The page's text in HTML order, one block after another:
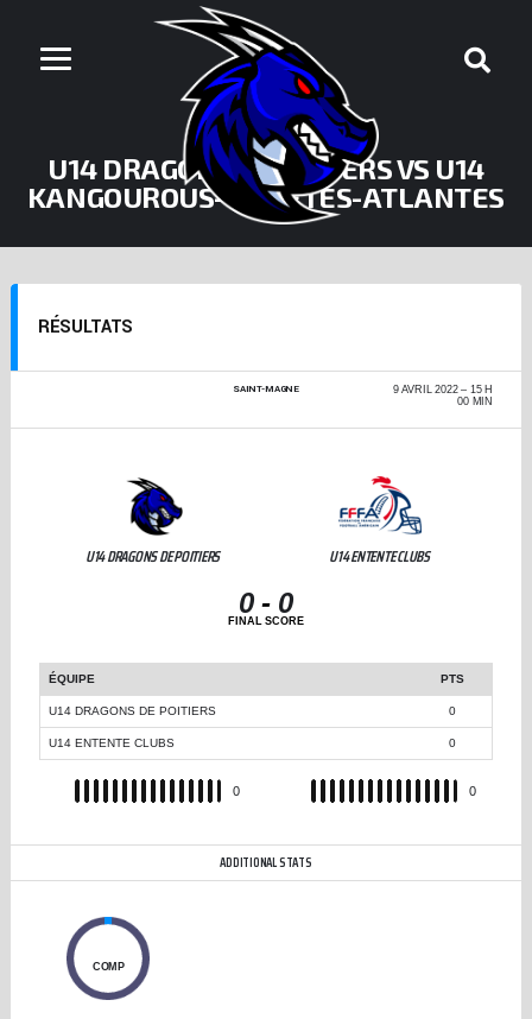
U14 DRAGONS-SANGLIERS VS U14
KANGOUROUS-COMÈTES-ATLANTES
RÉSULTATS
SAINT-MAGNE 9 AVRIL 2022
15 H
00 MIN
U14 DRAGONS DE POITIERS U14 ENTENTE CLUBS
0- 0
FINAL SCORE
ÉQUIPE PTS
U14 DRAGONS DE POITIERS 0
U14 ENTENTE CLUBS 0
0 0
ADDITIONAL STATS
COMP